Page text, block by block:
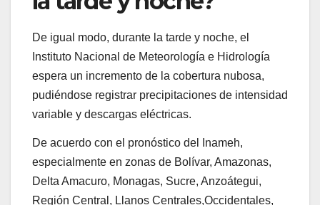
De igual modo, durante la tarde y noche, el
Instituto Nacional de Meteorología e Hidrología
espera un incremento de la cobertura nubosa,
pudiéndose registrar precipitaciones de intensidad
variable y descargas eléctricas.
De acuerdo con el pronóstico del Inameh,
especialmente en zonas de Bolívar, Amazonas,
Delta Amacuro, Monagas, Sucre, Anzoátegui,
Región Central, Llanos Centrales,Occidentales,